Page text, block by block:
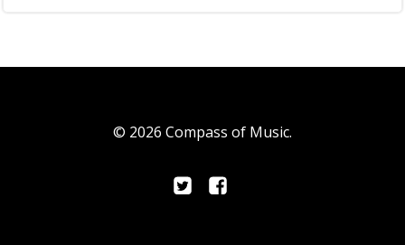
© 2026 Compass of Music.